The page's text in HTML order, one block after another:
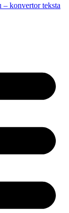
konvertor teksta